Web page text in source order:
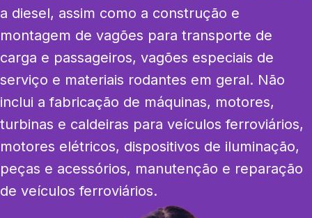
a diesel, assim como a construção e
montagem de vagões para transporte de
carga e passageiros, vagões especiais de
serviço e materiais rodantes em geral. Não
inclui a fabricação de máquinas, motores,
turbinas e caldeiras para veículos ferroviários,
motores elétricos, dispositivos de iluminação,
peças e acessórios, manutenção e reparação
de veículos ferroviários.